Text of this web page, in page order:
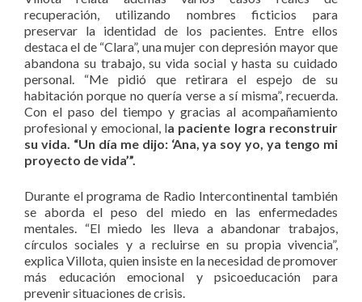
recuperación, utilizando nombres ficticios para
preservar la identidad de los pacientes. Entre ellos
destaca el de “Clara”, una mujer con depresión mayor que
abandona su trabajo, su vida social y hasta su cuidado
personal. “Me pidió que retirara el espejo de su
habitación porque no quería verse a sí misma”, recuerda.
Con el paso del tiempo y gracias al acompañamiento
profesional y emocional, la paciente logra reconstruir
su vida. “Un día me dijo: ‘Ana, ya soy yo, ya tengo mi
proyecto de vida’”.
Durante el programa de Radio Intercontinental también
se aborda el peso del miedo en las enfermedades
mentales. “El miedo les lleva a abandonar trabajos,
círculos sociales y a recluirse en su propia vivencia”,
explica Villota, quien insiste en la necesidad de promover
más educación emocional y psicoeducación para
prevenir situaciones de crisis.